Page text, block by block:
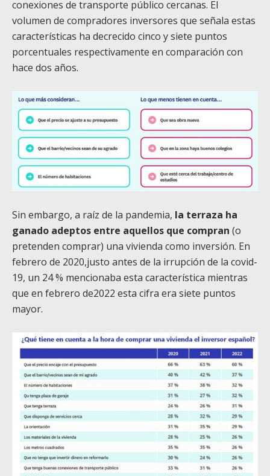
conexiones de transporte público cercanas. El
volumen de compradores inversores que señala estas
características ha decrecido cinco y siete puntos
porcentuales respectivamente en comparación con
hace dos años.
Sin embargo, a raíz de la pandemia, la terraza ha
ganado adeptos entre aquellos que compran (o
pretenden comprar) una vivienda como inversión. En
febrero de 2020,justo antes de la irrupción de la covid-
19, un 24 % mencionaba esta característica mientras
que en febrero de2022 esta cifra era siete puntos
mayor.